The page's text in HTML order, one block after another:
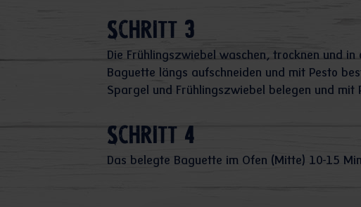
Schritt 3
Die Frühlingszwiebel waschen, trocknen und in
Baguette längs aufschneiden und mit Pesto
Spargel und Frühlingszwiebel belegen und mit
Schritt 4
Das belegte Baguette im Ofen (Mitte) 10-15